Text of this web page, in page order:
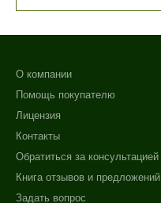
О компании
Помощь покупателю
Лицензия
Контакты
Обратиться за консультацией
Книга отзывов и предложений
Задать вопрос